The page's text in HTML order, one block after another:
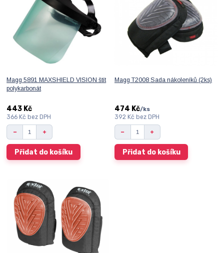
Magg 5891 MAXSHIELD VISION štít
polykarbonát
443 Kč
366 Kč bez DPH
Přidat do košíku
Magg T2008 Sada nákoleníků (2ks)
474 Kč/ks
392 Kč bez DPH
Přidat do košíku